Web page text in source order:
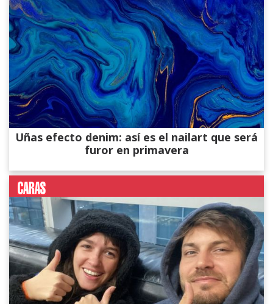
Uñas efecto denim: así es el nailart que será
furor en primavera